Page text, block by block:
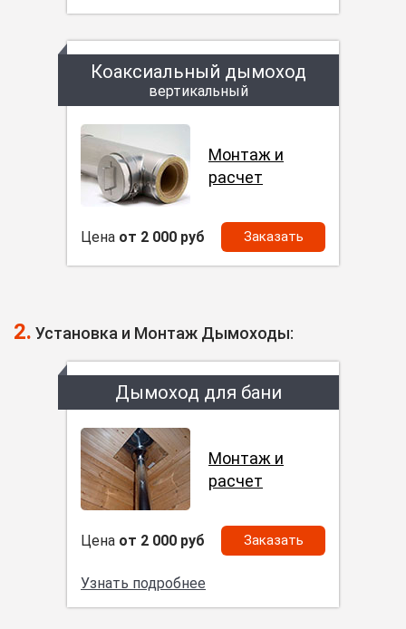
Коаксиальный дымоход
вертикальный
Монтаж и
расчет
Цена от 2 000 руб Заказать
2. Установка и Монтаж Дымоходы:
Дымоход для бани
Монтаж и
расчет
Цена от 2 000 руб Заказать
Узнать подробнее